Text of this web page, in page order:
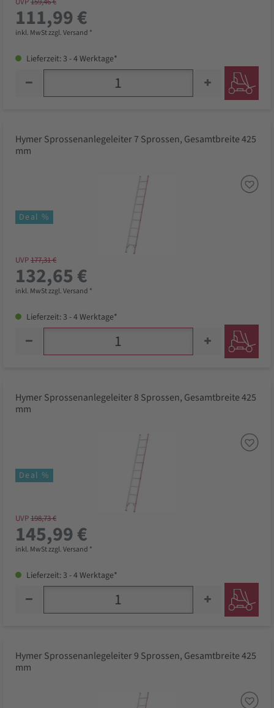
111,99 €
inkl. MwSt zzgl. Versand *
Lieferzeit: 3 - 4 Werktage*
Hymer Sprossenanlegeleiter 7 Sprossen, Gesamtbreite 425
mm
Deal %
UVP177,31 €
132,65 €
inkl. MwSt zzgl. Versand *
Lieferzeit: 3 - 4 Werktage*
Hymer Sprossenanlegeleiter 8 Sprossen, Gesamtbreite 425
mm
Deal %
UVP198,73 €
145,99 €
inkl. MwSt zzgl. Versand *
Lieferzeit: 3 - 4 Werktage*
Hymer Sprossenanlegeleiter 9 Sprossen, Gesamtbreite 425
mm